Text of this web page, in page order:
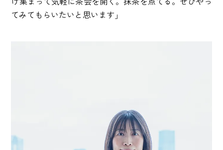
てみてもらいたいと思います」